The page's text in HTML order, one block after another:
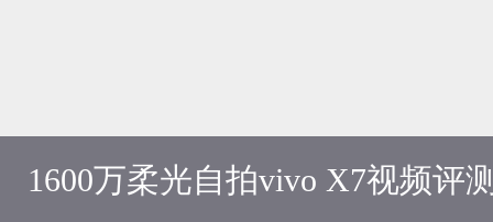
1600万柔光自拍vivo X7视频评